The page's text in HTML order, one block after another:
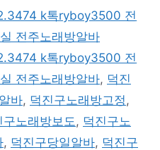
k톡ryboy3500 전
전주노래방알바
k톡ryboy3500 전
전주노래방알바, 덕진
바, 덕진구노래방고정,
구노래방보도, 덕진구노
, 덕진구당일알바, 덕진구